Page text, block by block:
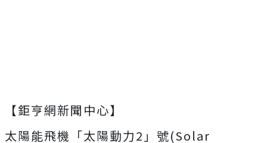
【鉅亨網新聞中心】
太陽能飛機「太陽動力2」號(Solar